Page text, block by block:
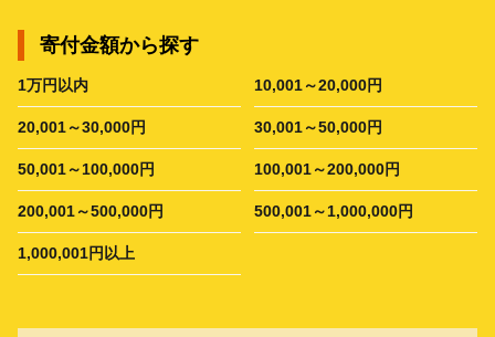
寄付金額から探す
1万円以内 10,001～20,000円
20,001～30,000円 30,001～50,000円
50,001～100,000円 100,001～200,000円
200,001～500,000円 500,001～1,000,000円
1,000,001円以上